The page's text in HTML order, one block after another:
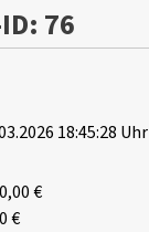
76
18:45:28 Uhr
€
€